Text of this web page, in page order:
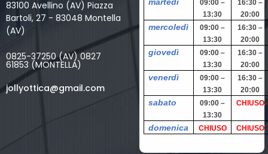
83100 Avellino (AV) Piazza
Bartoli, 27 - 83048 Montella
(AV)
0825-37250 (AV) 0827
61853 (MONTELLA)
jollyottica@gmail.com
martedì
09:00 –
13:30
16:30 –
20:00
mercoledì
09:00 –
13:30
16:30 –
20:00
giovedì
09:00 –
13:30
16:30 –
20:00
venerdì
09:00 –
13:30
16:30 –
20:00
sabato
09:00 –
13:30
CHIUSO
domenica CHIUSO CHIUSO